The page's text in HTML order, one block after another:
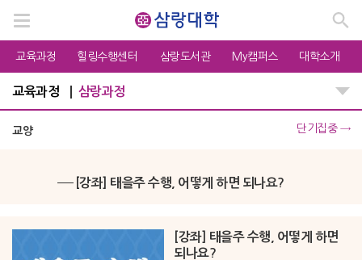
교육과정 힐링수행센터 삼랑도서관 My캠퍼스 대학소개
교육과정 삼랑과정
교양 단기집중 →
[강좌] 태을주 수행, 어떻게 하면 되나요?
[강좌] 태을주 수행, 어떻게 하면
되나요?